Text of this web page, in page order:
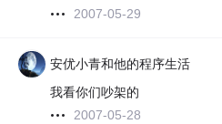
2007-05-29
安优小青和他的程序生活
我看你们吵架的
2007-05-28